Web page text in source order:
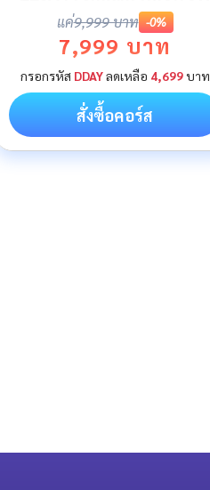
แค่9,999 บาท -0%
7,999 บาท
กรอกรหัส DDAYลดเหลือ 4,699บาท
สั่งซื้อคอร์ส